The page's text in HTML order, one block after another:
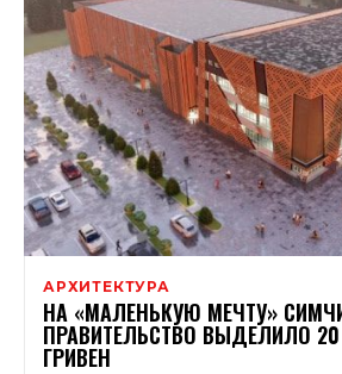
АРХИТЕКТУРА
НА «МАЛЕНЬКУЮ МЕЧТУ»
ПРАВИТЕЛЬСТВО ВЫДЕЛИЛО
ГРИВЕН